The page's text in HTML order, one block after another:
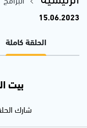
15.06.2023
الحلقة كاملة
بيت
شارك